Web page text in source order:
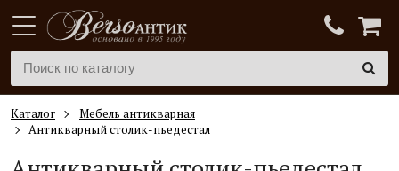
Каталог
Мебель антикварная
Антикварный столик-пьедестал